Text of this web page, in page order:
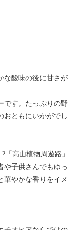
な酸味の後に甘さが
です。たっぷりの野
おともにいかがでし
「高山植物周遊路」
や子供さんでもゆっ
華やかな香りをイメ